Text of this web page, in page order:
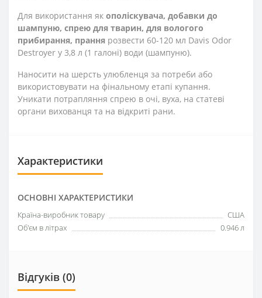
Для використання як ополіскувача, добавки до
шампуню, спрею для тварин, для вологого
прибирання, прання розвести 60-120 мл Davis Odor
Destroyer у 3,8 л (1 галоні) води (шампуню).
Наносити на шерсть улюбленця за потреби або
використовувати на фінальному етапі купання.
Уникати потрапляння спрею в очі, вуха, на статеві
органи вихованця та на відкриті рани.
Характеристики
ОСНОВНІ ХАРАКТЕРИСТИКИ
Країна-виробник товару
США
Об'єм в літрах
0.946 л
Відгуків (0)